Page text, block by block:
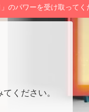
のパワーを受け取ってく
ください。